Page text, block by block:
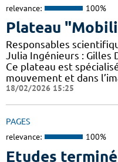
relevance: 100%
Plateau
Responsables
Julia Ingénieurs : Gilles
Ce plateau est
mouvement et dans
18/02/2026 15:25
PAGES
relevance: 100%
Etudes